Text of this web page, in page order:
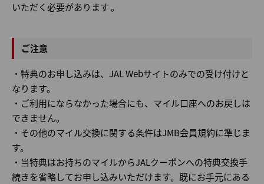
いただく必要があります 。
ご注意
・特典のお申し込みは、JAL Webサイトのみでの受け付けと
なります。
・ご利用にならなかった場合にも、マイル口座へのお戻しは
できません。
・その他のマイル交換に関する条件はJMB会員規約に準じま
す。
・当特典はお持ちのマイルからJALクーポンへの特典交換手
続きを省略してお申し込みいただけます。既にお手元にある